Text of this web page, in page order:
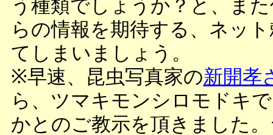
う種類でしょうか？と、ま
らの情報を期待する、ネッ
てしまいましょう。
※早速、昆虫写真家の新開孝
ら、ツマキモンシロモドキ
かとのご教示を頂きました